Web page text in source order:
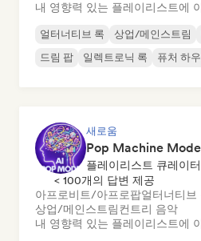
내 영향력 있는 플레이리스트에
얼터너티브 록 상업/메인스트림
드림 팝
일렉트로닉 록 퓨처 하
새로움
플레이리스트 큐레이터
< 100개의 답변 제공
아프로비트/아프로팝얼터너티브
상업/메인스트림컨트리 음악
내 영향력 있는 플레이리스트에